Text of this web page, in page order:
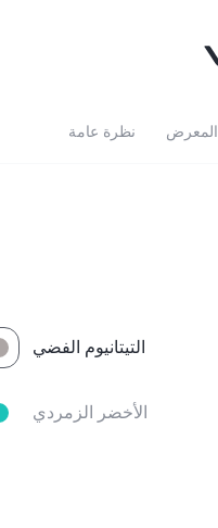
X300FE
نظرة عامة المعرض
التيتانيوم الفضي
الأخضر الزمردي